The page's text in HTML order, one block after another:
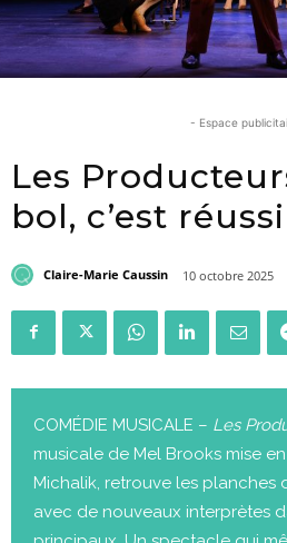
- Espace
Les
bol, c’est réussi
Claire-Marie Caussin 10 octobre 2025
COMÉDIE MUSICALE – Les
musicale de Mel Brooks mise
Michalik, retrouve les planches
avec de nouveaux interprètes